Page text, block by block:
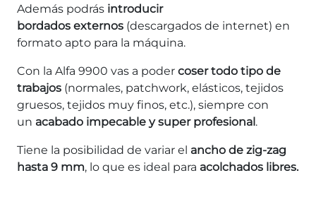
Además podrás introducir
bordados externos (descargados de internet) en
formato apto para la máquina.
Con la Alfa 9900 vas a poder coser todo tipo de
trabajos (normales, patchwork, elásticos, tejidos
gruesos, tejidos muy finos, etc.), siempre con
un acabado impecable y super profesional.
Tiene la posibilidad de variar el ancho de zig-zag
hasta 9 mm, lo que es ideal para acolchados libres.